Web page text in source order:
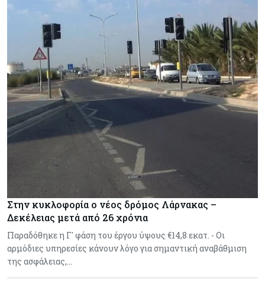
Στην κυκλοφορία ο νέος δρόμος Λάρνακας –
Δεκέλειας μετά από 26 χρόνια
Παραδόθηκε η Γ' φάση του έργου ύψους €14,8 εκατ. - Οι
αρμόδιες υπηρεσίες κάνουν λόγο για σημαντική αναβάθμιση
της ασφάλειας,…